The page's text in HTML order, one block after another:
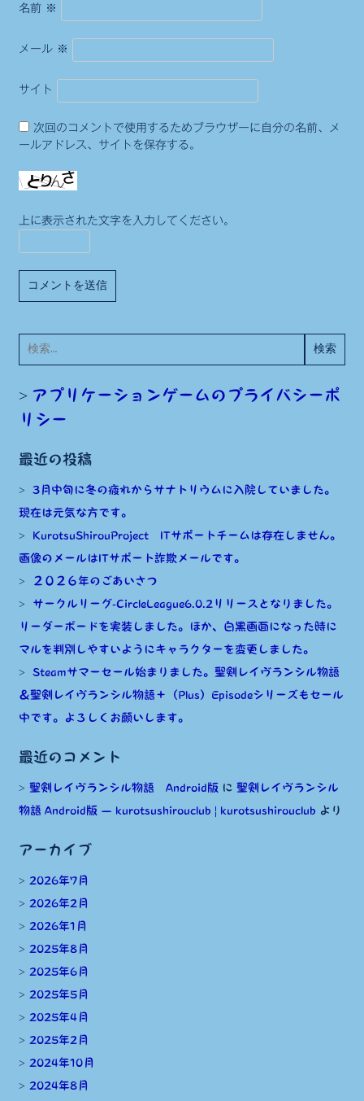
名前 ※
メール ※
サイト
次回のコメントで使用するためブラウザーに自分の名前、メ
ールアドレス、サイトを保存する。
上に表示された文字を入力してください。
索:
アプリケーションゲームのプライバシーポ
リシー
最近の投稿
3月中旬に冬の疲れからサナトリウムに入院していました。
現在は元気な方です。
KurotsuShirouProject ITサポートチームは存在しません。
画像のメールはITサポート詐欺メールです。
２０２６年のごあいさつ
サークルリーグ-CircleLeague6.0.2リリースとなりました。
リーダーボードを実装しました。ほか、白黒画面になった時に
マルを判別しやすいようにキャラクターを変更しました。
Steamサマーセール始まりました。聖剣レイヴランシル物語
＆聖剣レイヴランシル物語＋（Plus）Episodeシリーズもセール
中です。よろしくお願いします。
最近のコメント
聖剣レイヴランシル物語 Android版 に 聖剣レイヴランシル
物語 Android版 — kurotsushirouclub | kurotsushirouclub より
アーカイブ
2026年7月
2026年2月
2026年1月
2025年8月
2025年6月
2025年5月
2025年4月
2025年2月
2024年10月
2024年8月